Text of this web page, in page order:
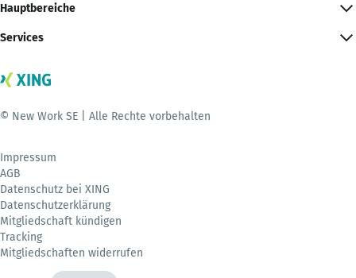
Hauptbereiche
Services
© New Work SE | Alle Rechte vorbehalten
Impressum
AGB
Datenschutz bei XING
Datenschutzerklärung
Mitgliedschaft kündigen
Tracking
Mitgliedschaften widerrufen